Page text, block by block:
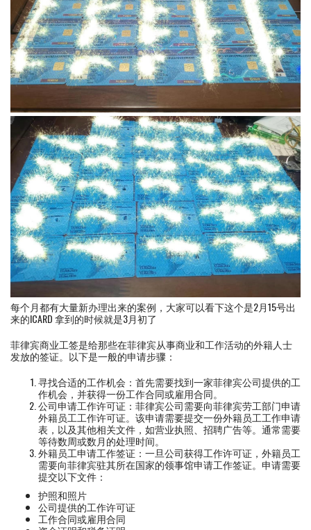
每个月都有大量新办理出来的案例，大家可以看下这个是2月15号出
来的ICARD 拿到的时候就是3月初了
菲律宾商业工签是给那些在菲律宾从事商业和工作活动的外籍人士
发放的签证。以下是一般的申请步骤：
寻找合适的工作机会：首先需要找到一家菲律宾公司提供的工
作机会，并获得一份工作合同或雇用合同。
公司申请工作许可证：菲律宾公司需要向菲律宾劳工部门申请
外籍员工工作许可证。该申请需要提交一份外籍员工工作申请
表，以及其他相关文件，如营业执照、招聘广告等。通常需要
等待数周或数月的处理时间。
外籍员工申请工作签证：一旦公司获得工作许可证，外籍员工
需要向菲律宾驻其所在国家的领事馆申请工作签证。申请需要
提交以下文件：
护照和照片
公司提供的工作许可证
工作合同或雇用合同